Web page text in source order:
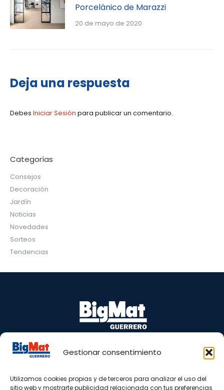
Gestionar consentimiento
Utilizamos cookies propias y de terceros para analizar el uso del
sitio web y mostrarte publicidad relacionada con tus preferencias
Porcelánico de Marazzi
20 de mayo de 2020
Deja una respuesta
Debes Iniciar Sesión para publicar un comentario.
Categorías
Consejos
Decoración
Jardín
Noticias
Novedades
Sorteos
Tendencias
Puente Barrero, s/n 29100 Coín – Málaga
www.bigmatguerrero.es